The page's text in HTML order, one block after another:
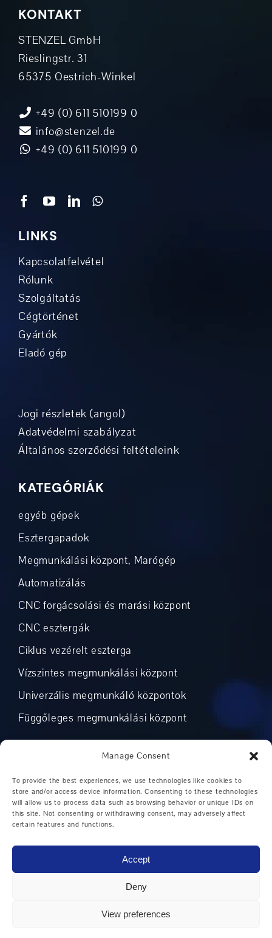
Manage Consent
To provide the best experiences, we use technologies like cookies to
store and/or access device information. Consenting to these technologies
will allow us to process data such as browsing behavior or unique IDs on
this site. Not consenting or withdrawing consent, may adversely affect
certain features and functions.
Accept
Deny
View preferences
KONTAKT
STENZEL GmbH
Rieslingstr. 31
65375 Oestrich-Winkel
+49 (0) 611 510199 0
info@stenzel.de
+49 (0) 611 510199 0
LINKS
Kapcsolatfelvétel
Rólunk
Szolgáltatás
Cégtörténet
Gyártók
Eladó gép
Jogi részletek (angol)
Adatvédelmi szabályzat
Általános szerződési feltételeink
KATEGÓRIÁK
egyéb gépek
Esztergapadok
Megmunkálási központ, Marógép
Automatizálás
CNC forgácsolási és marási központ
CNC esztergák
Ciklus vezérelt eszterga
Vízszintes megmunkálási központ
Univerzális megmunkáló központok
Függőleges megmunkálási központ
GYÁRTÓK
DMG MORI
Hermle